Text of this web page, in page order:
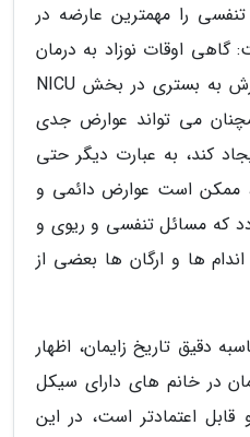
را مهمترین عارضه در
گاهی اوقات نوزاد به درمان
های عادی پاسخ نداده و کارش به بستری در بخش NICU
می تواند عوارض جدی
کند، به عبارت دیگر حتی
ممکن است عوارض دائمی و
که مسائل تنفسی و ریوی و
ها و ارگان ها بعضی از
دقیق تاریخ زایمان، اظهار
در خانم های دارای سیکل
اعتمادتر است، در این